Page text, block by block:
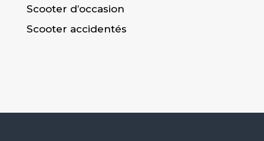
Scooter d’occasion
Scooter accidentés